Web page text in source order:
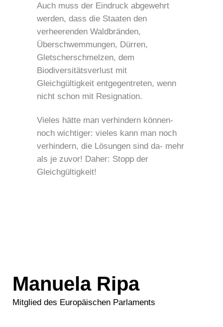
Auch muss der Eindruck abgewehrt
werden, dass die Staaten den
verheerenden Waldbränden,
Überschwemmungen, Dürren,
Gletscherschmelzen, dem
Biodiversitätsverlust mit
Gleichgültigkeit entgegentreten, wenn
nicht schon mit Resignation.
Vieles hätte man verhindern können-
noch wichtiger: vieles kann man noch
verhindern, die Lösungen sind da- mehr
als je zuvor! Daher: Stopp der
Gleichgültigkeit!
Manuela Ripa
Mitglied des Europäischen Parlaments